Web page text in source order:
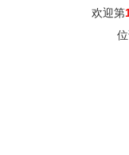
欢迎第